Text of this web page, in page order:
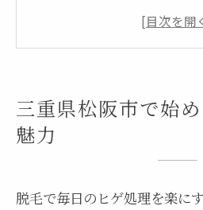
松阪市の脱毛事情と
脱毛で実現する肌ト
松阪で人気の脱毛サ
ヒゲ脱毛なら医療脱毛とエ
医療脱毛とエステ脱毛
三重県松阪市で始
魅力
脱毛で毎日のヒゲ処理を楽に